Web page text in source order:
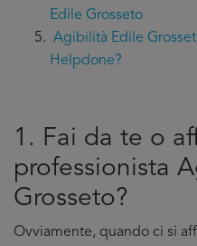
Edile Grosseto
Agibilità Edile
Helpdone?
1. Fai da te o
professionista
Grosseto?
Ovviamente, quando ci si